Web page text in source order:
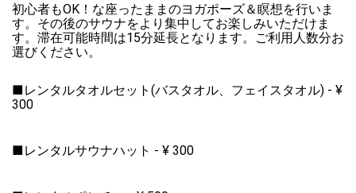
初心者もOK！な座ったままのヨガポーズ＆瞑想を行いま
す。その後のサウナをより集中してお楽しみいただけま
す。滞在可能時間は15分延長となります。ご利用人数分お
選びください。
■レンタルタオルセット(バスタオル、フェイスタオル) - ¥
300
■レンタルサウナハット - ¥ 300